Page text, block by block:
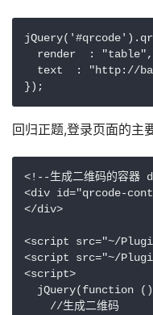
  render  : "table",
text  : "http://
回归正题,登录页面的主
<!--生成二维码的容器
<div id="qrcode-
</div>
<script src="~/
<script src="~/
<script>
jQuery(function
    //生成二维码